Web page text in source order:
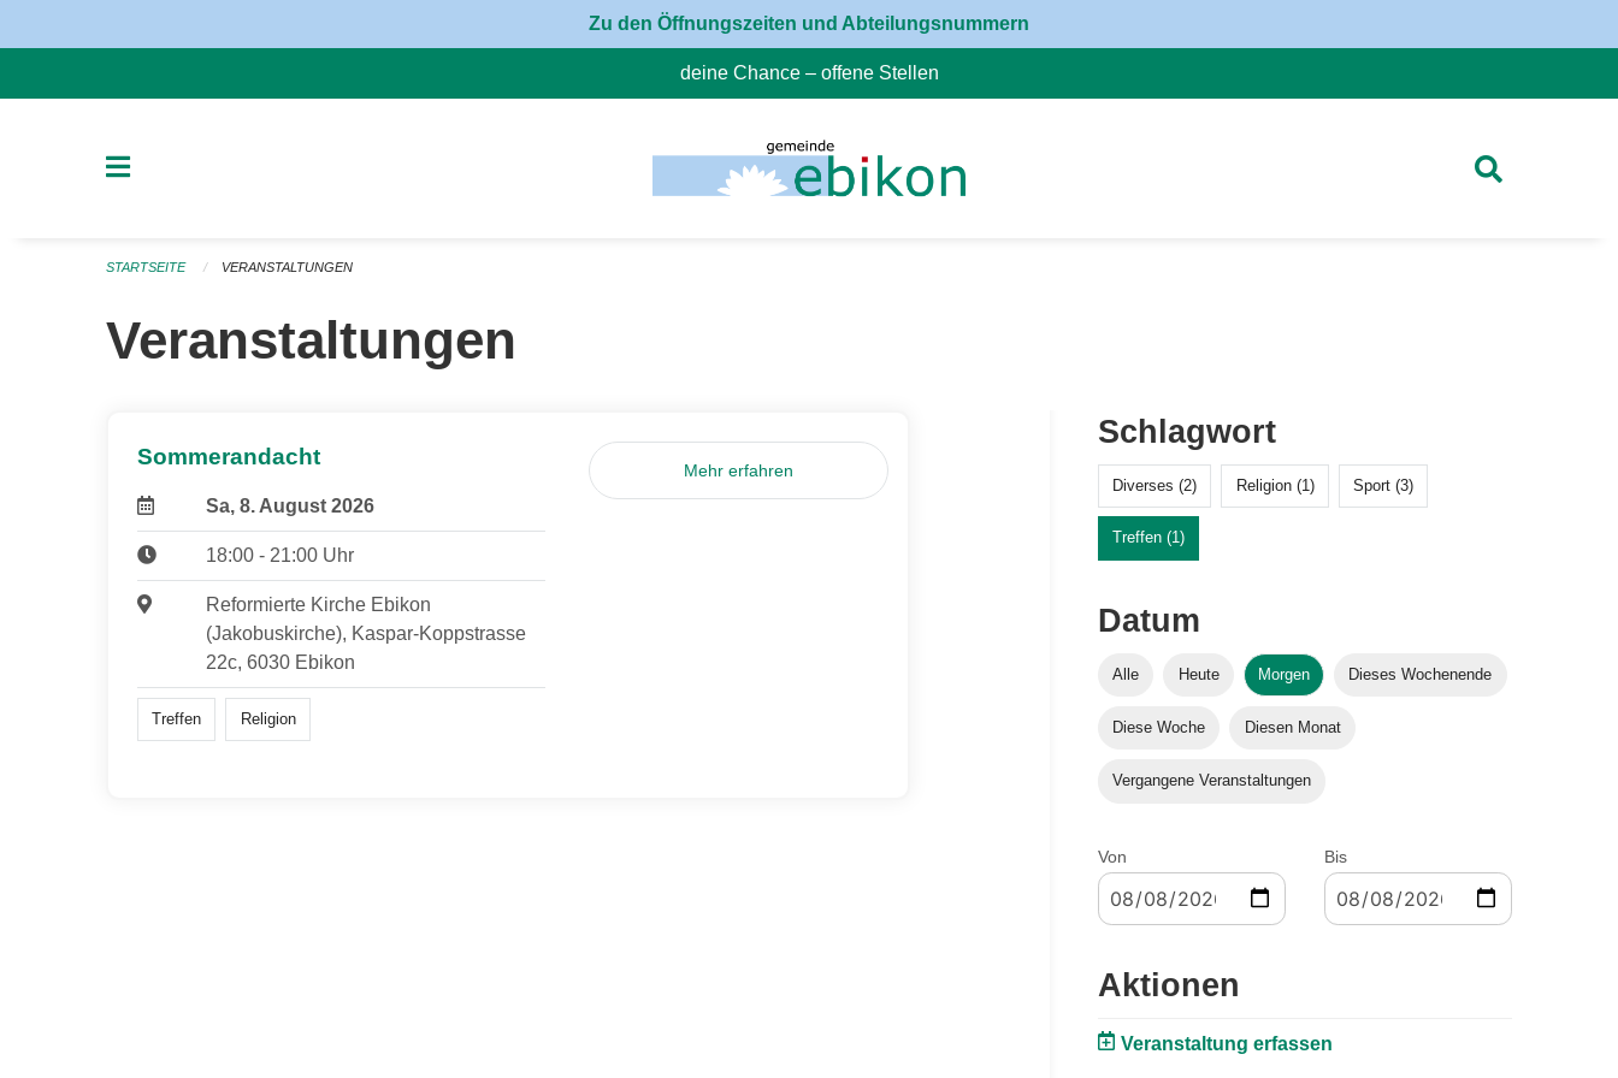
Zu den Öffnungszeiten und Abteilungsnummern
deine Chance – offene Stellen
STARTSEITE VERANSTALTUNGEN
Veranstaltungen
Sommerandacht
Sa, 8. August 2026
18:00 - 21:00 Uhr
Reformierte Kirche Ebikon
(Jakobuskirche), Kaspar-Koppstrasse
22c, 6030 Ebikon
Treffen Religion
Mehr erfahren
Schlagwort
Diverses (2) Religion (1) Sport (3)
Treffen (1)
Datum
Alle Heute Morgen Dieses Wochenende
Diese Woche Diesen Monat
Vergangene Veranstaltungen
Von Bis
Aktionen
Veranstaltung erfassen